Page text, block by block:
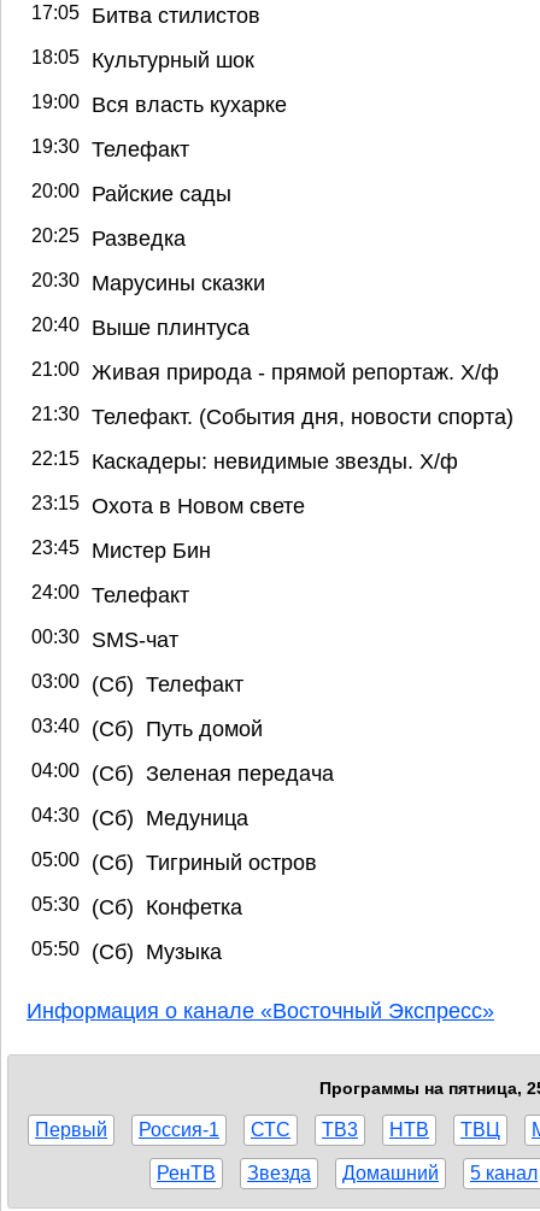
17:05 Битва стилистов
18:05 Культурный шок
19:00 Вся власть кухарке
19:30 Телефакт
20:00 Райские сады
20:25 Разведка
20:30 Марусины сказки
20:40 Выше плинтуса
21:00 Живая природа - прямой репортаж. Х/ф
21:30 Телефакт. (События дня, новости спорта)
22:15 Каскадеры: невидимые звезды. Х/ф
23:15 Охота в Новом свете
23:45 Мистер Бин
24:00 Телефакт
00:30 SMS-чат
03:00 (Сб) Телефакт
03:40 (Сб) Путь домой
04:00 (Сб) Зеленая передача
04:30 (Сб) Медуница
05:00 (Сб) Тигриный остров
05:30 (Сб) Конфетка
05:50 (Сб) Музыка
Информация о канале «Восточный Экспресс»
Программы на пятница,
Первый Россия-1 СТС ТВ3 НТВ ТВЦ
РенТВ Звезда Домашний 5 канал